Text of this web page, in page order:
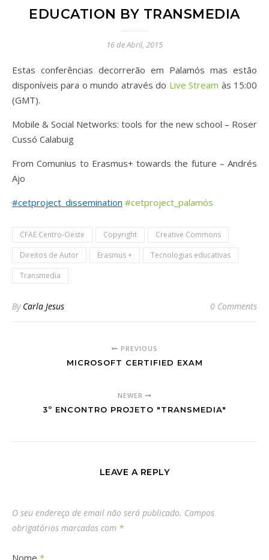
EDUCATION BY TRANSMEDIA
16 de Abril, 2015
Estas conferências decorrerão em Palamós mas estão
disponíveis para o mundo através do Live Stream às 15:00
(GMT).
Mobile & Social Networks: tools for the new school – Roser
Cussó Calabuig
From Comunius to Erasmus+ towards the future – Andrés
Ajo
#‎cetproject_dissemination‬ ‪#‎cetproject_palamós
CFAE Centro-Oeste Copyright
Creative Commons
Direitos de Autor
Erasmus +
Tecnologias educativas
Transmedia
By Carla Jesus 0 Comments
PREVIOUS
MICROSOFT CERTIFIED EXAM
NEWER
3º ENCONTRO PROJETO "TRANSMEDIA"
LEAVE A REPLY
O seu endereço de email não será publicado. Campos
obrigatórios marcados com *
Nome *